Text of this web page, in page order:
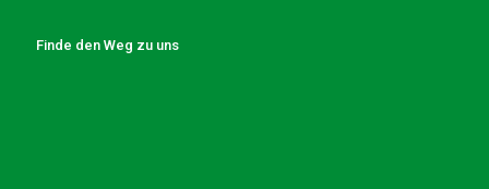
Finde den Weg zu uns